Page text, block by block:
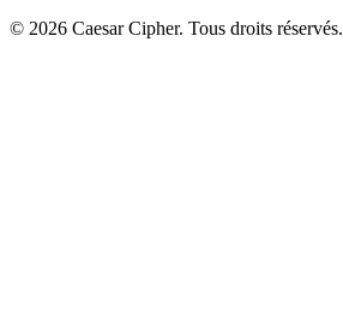
© 2026 Caesar Cipher. Tous droits réservés.